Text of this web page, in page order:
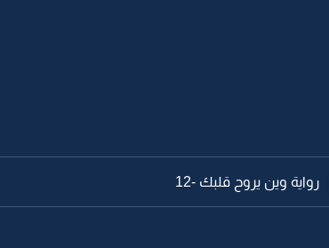
رواية وين يروح قلبك -12